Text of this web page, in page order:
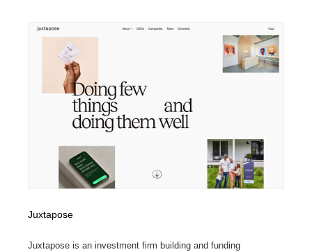
Juxtapose
Juxtapose is an investment firm building and funding